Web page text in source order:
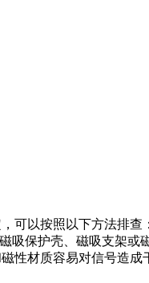
可以按照以下方法排查
吸保护壳、磁吸支架或
性材质容易对信号造成